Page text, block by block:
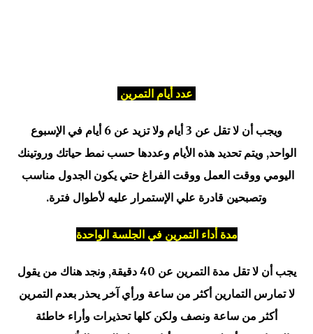
عدد أيام التمرين
ويجب أن لا تقل عن 3 أيام ولا تزيد عن 6 أيام في الإسبوع
الواحد, ويتم تحديد هذه الأيام وعددها حسب نمط حياتك وروتينك
اليومي ووقت العمل ووقت الفراغ حتي يكون الجدول مناسب
وتصبحين قادرة علي الإستمرار عليه لأطوال فترة.
مدة أداء التمرين في الجلسة الواحدة
يجب أن لا تقل مدة التمرين عن 40 دقيقة, ونجد هناك من يقول
لا تمارس التمارين أكثر من ساعة ورأي آخر يحذر بعدم التمرين
أكثر من ساعة ونصف ولكن كلها تحذيرات وأراء خاطئة